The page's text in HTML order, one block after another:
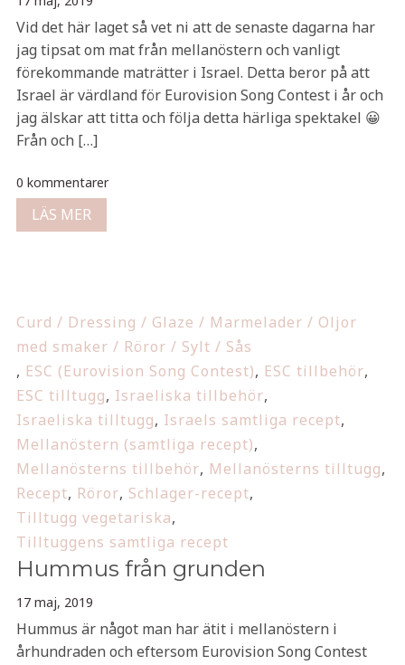
Vid det här laget så vet ni att de senaste dagarna har
jag tipsat om mat från mellanöstern och vanligt
förekommande maträtter i Israel. Detta beror på att
Israel är värdland för Eurovision Song Contest i år och
jag älskar att titta och följa detta härliga spektakel 😀
Från och […]
0 kommentarer
LÄS MER
Curd / Dressing / Glaze / Marmelader / Oljor
med smaker / Röror / Sylt / Sås
, ESC (Eurovision Song Contest), ESC tillbehör,
ESC tilltugg, Israeliska tillbehör,
Israeliska tilltugg, Israels samtliga recept,
Mellanöstern (samtliga recept),
Mellanösterns tillbehör, Mellanösterns tilltugg,
Recept, Röror, Schlager-recept,
Tilltugg vegetariska,
Tilltuggens samtliga recept
Hummus från grunden
17 maj, 2019
Hummus är något man har ätit i mellanöstern i
århundraden och eftersom Eurovision Song Contest